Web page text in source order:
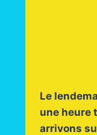
Le
une heure
arrivons